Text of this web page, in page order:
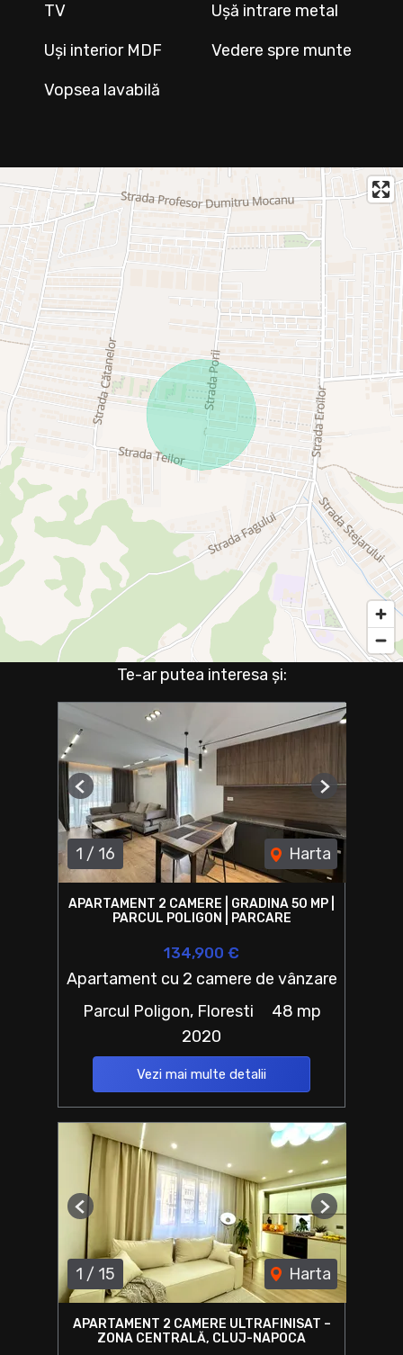
TV
Ușă intrare metal
Uși interior MDF
Vedere spre munte
Vopsea lavabilă
Te-ar putea interesa și:
1 / 16 Harta
Previous Next
APARTAMENT 2 CAMERE | GRADINA 50 MP |
PARCUL POLIGON | PARCARE
134,900 €
Apartament cu 2 camere de vânzare
Parcul Poligon, Floresti
48 mp
2020
Vezi mai multe detalii
1 / 15 Harta
Previous Next
APARTAMENT 2 CAMERE ULTRAFINISAT –
ZONA CENTRALĂ, CLUJ-NAPOCA